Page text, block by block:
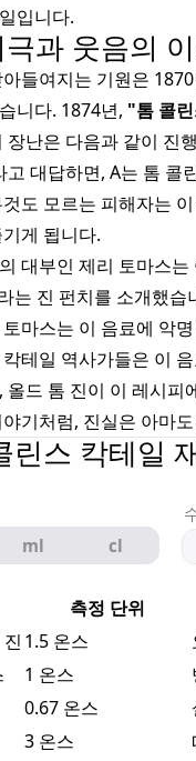
입니다.
과 웃음의
들여지는 기원은
니다. 1874년, "톰 콜
장난은 다음과 같이 진
대답하면, A는 톰 콜
도 모르는 피해자는
게 됩니다.
대부인 제리 토마스
는 진 펀치를 소개했
마스는 이 음료에 악
테일 역사가들은 이
올드 톰 진이 이 레시
기처럼, 진실은 아마
린스 칵테일
ml cl
측정 단위
1.5 온스
1 온스
0.67 온스
3 온스